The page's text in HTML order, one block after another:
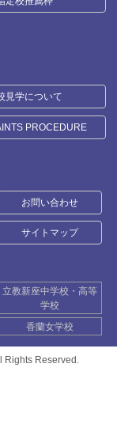
見学について
PROCEDURE
お問い合わせ
サイトマップ
立教新座中学校・高等
学校
香蘭女学校
Rights Reserved.